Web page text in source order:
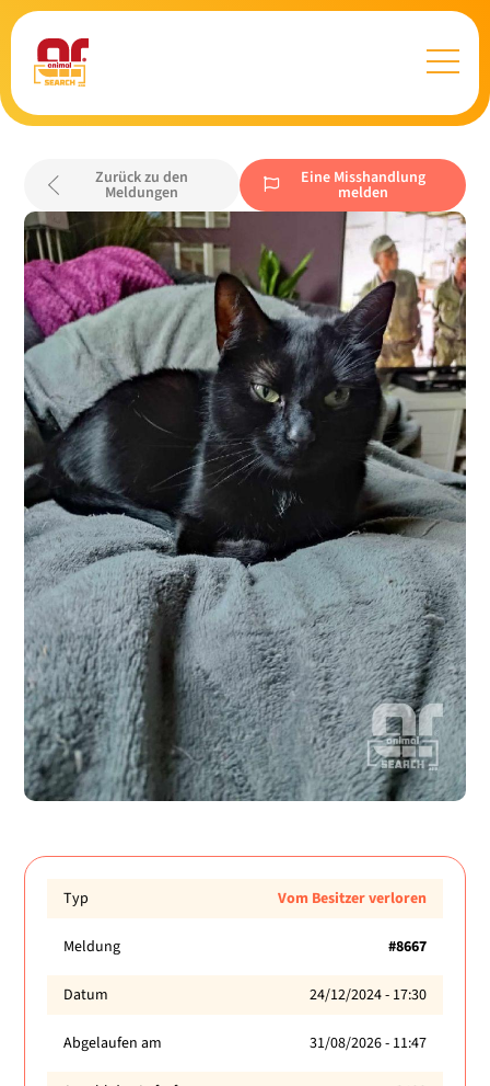
Zurück zu den
Meldungen
Eine Misshandlung
melden
Typ Vom Besitzer verloren
Meldung #8667
Datum 24/12/2024 - 17:30
Abgelaufen am 31/08/2026 - 11:47